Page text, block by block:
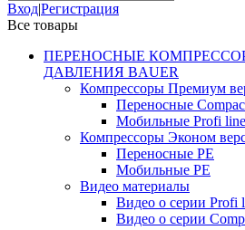
Вход|Регистрация
Все товары
ПЕРЕНОСНЫЕ
ДАВЛЕНИЯ BAUER
Компрессоры Премиум
Переносные
Мобильные Profi line
Компрессоры Эконом
Переносные PE
Мобильные PE
Видео материалы
Видео о серии Profi
Видео о серии